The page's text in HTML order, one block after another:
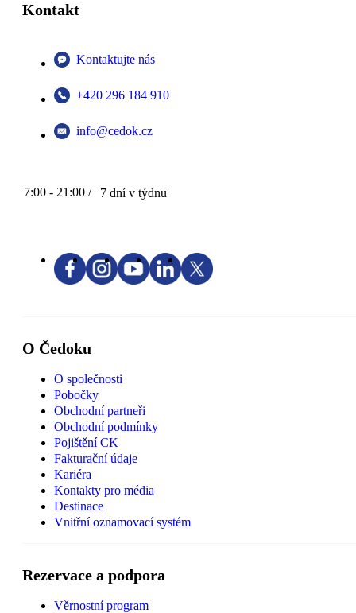
Kontakt
Kontaktujte nás
+420 296 184 910
info@cedok.cz
7:00 - 21:00 / 7 dní v týdnu
O Čedoku
O společnosti
Pobočky
Obchodní partneři
Obchodní podmínky
Pojištění CK
Fakturační údaje
Kariéra
Kontakty pro média
Destinace
Vnitřní oznamovací systém
Rezervace a podpora
Věrnostní program